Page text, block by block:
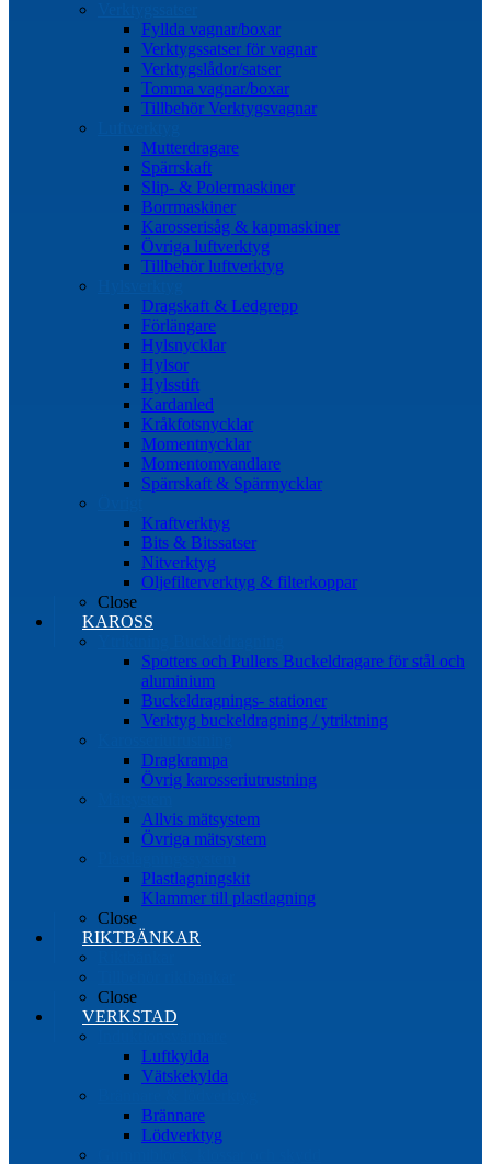
Fyllda vagnar/boxar
Verktygssatser för vagnar
Verktygslådor/satser
Tomma vagnar/boxar
Tillbehör Verktygsvagnar
Mutterdragare
Spärrskaft
Slip- & Polermaskiner
Borrmaskiner
Karosserisåg & kapmaskiner
Övriga luftverktyg
Tillbehör luftverktyg
Dragskaft & Ledgrepp
Förlängare
Hylsnycklar
Hylsor
Hylsstift
Kardanled
Kråkfotsnycklar
Momentnycklar
Momentomvandlare
Spärrskaft & Spärrnycklar
Kraftverktyg
Bits & Bitssatser
Nitverktyg
Oljefilterverktyg & filterkoppar
Close
KAROSS
Spotters och Pullers Buckeldragare för stål och
aluminium
Buckeldragnings- stationer
Verktyg buckeldragning / ytriktning
Dragkrampa
Övrig karosseriutrustning
Allvis mätsystem
Övriga mätsystem
Plastlagningskit
Klammer till plastlagning
Close
RIKTBÄNKAR
Close
VERKSTAD
Luftkylda
Vätskekylda
Brännare
Lödverktyg